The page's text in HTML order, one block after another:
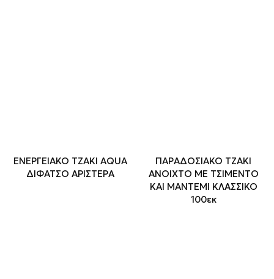
ΕΝΕΡΓΕΙΑΚΟ ΤΖΑΚΙ AQUA
ΔΙΦΑΤΣΟ ΑΡΙΣΤΕΡΑ
ΠΑΡΑΔΟΣΙΑΚΟ ΤΖΑΚΙ
ΑΝΟΙΧΤΟ ΜΕ ΤΣΙΜΕΝΤΟ
ΚΑΙ ΜΑΝΤΕΜΙ ΚΛΑΣΣΙΚΟ
100εκ